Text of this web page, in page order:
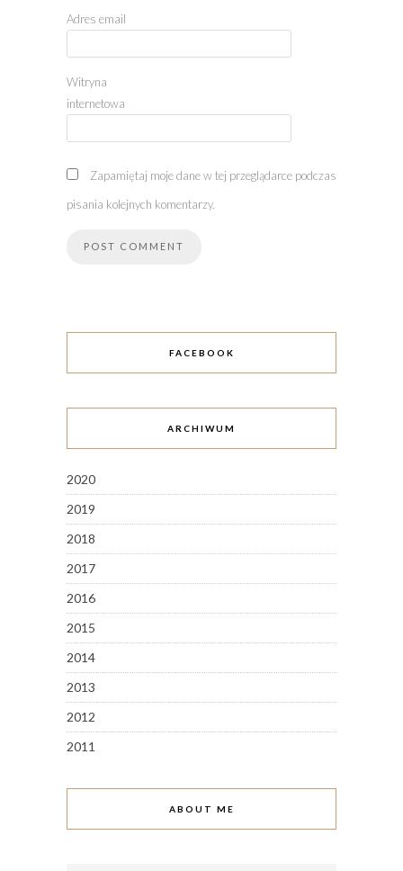
Adres email
Witryna
internetowa
Zapamiętaj moje dane w tej przeglądarce podczas
pisania kolejnych komentarzy.
FACEBOOK
ARCHIWUM
2020
2019
2018
2017
2016
2015
2014
2013
2012
2011
ABOUT ME